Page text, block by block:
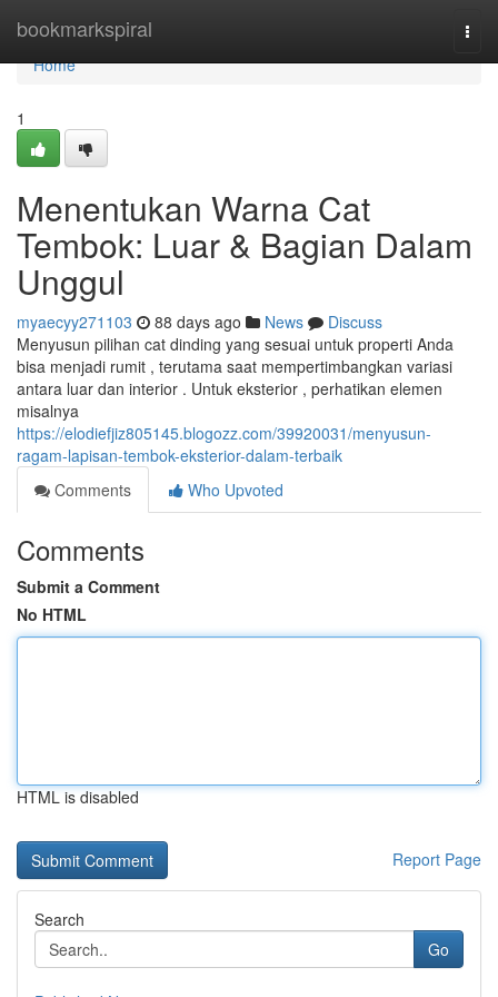
bookmarkspiral
Home
Home
1
Menentukan Warna Cat
Tembok: Luar & Bagian Dalam
Unggul
myaecyy271103 88 days ago News
Discuss
Menyusun pilihan cat dinding yang sesuai untuk properti Anda
bisa menjadi rumit , terutama saat mempertimbangkan variasi
antara luar dan interior . Untuk eksterior , perhatikan elemen
misalnya
https://elodiefjiz805145.blogozz.com/39920031/menyusun-
ragam-lapisan-tembok-eksterior-dalam-terbaik
Comments
Who Upvoted
Comments
Submit a Comment
No HTML
HTML is disabled
Report Page
Search
Go